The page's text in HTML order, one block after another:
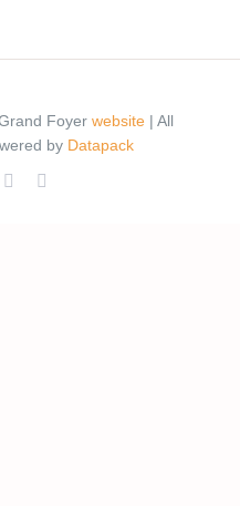
Foyerwebsite| All
by Datapack